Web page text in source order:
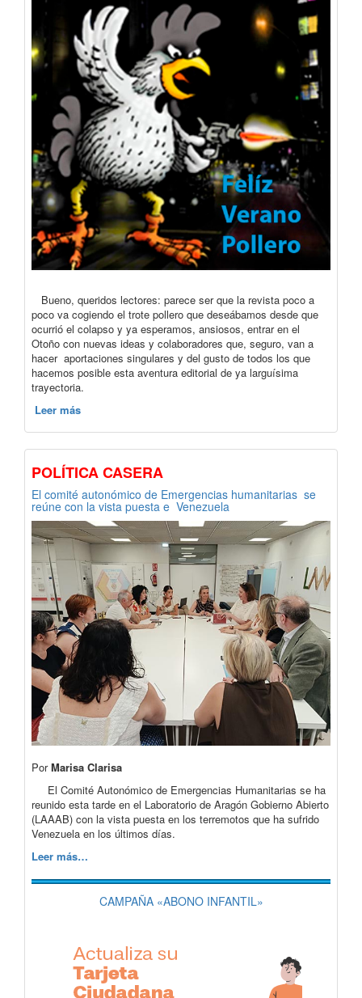
Bueno, queridos lectores: parece ser que la revista poco a
poco va cogiendo el trote pollero que deseábamos desde que
ocurrió el colapso y ya esperamos, ansiosos, entrar en el
Otoño con nuevas ideas y colaboradores que, seguro, van a
hacer aportaciones singulares y del gusto de todos los que
hacemos posible esta aventura editorial de ya larguísima
trayectoria.
Leer más
POLÍTICA CASERA
El comité autonómico de Emergencias humanitarias se
reúne con la vista puesta e Venezuela
PorMarisa Clarisa
El Comité Autonómico de Emergencias Humanitarias se ha
reunido esta tarde en el Laboratorio de Aragón Gobierno Abierto
(LAAAB) con la vista puesta en los terremotos que ha sufrido
Venezuela en los últimos días.
Leer más…
CAMPAÑA «ABONO INFANTIL»